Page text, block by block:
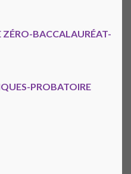
BACCALAURÉAT-
PROBATOIRE